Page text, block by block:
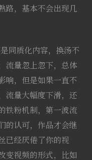
路，基本不会出现几
同质化内容，换汤不
流量忽上忽下，总体
响，但是如果一直不
流量大幅度下滑，还
铁粉机制，第一波流
的认可，作品才会继
已经厌倦了你的视
变视频的形式，比如